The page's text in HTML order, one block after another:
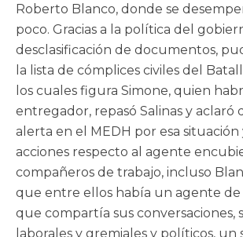
Roberto Blanco, donde se
poco. Gracias a la política del
desclasificación de documentos,
la lista de cómplices civiles del
los cuales figura Simone, quien
entregador, repasó Salinas y aclaró
alerta en el MEDH por esa situación
acciones respecto al agente
compañeros de trabajo, incluso
que entre ellos había un agente de
que compartía sus conversaciones,
laborales y gremiales y políticos, un